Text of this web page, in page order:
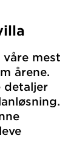
mest
årene.
detaljer